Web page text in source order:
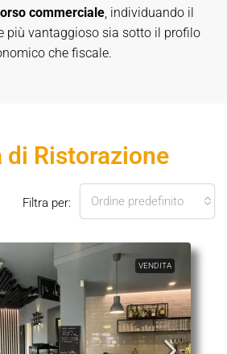
commerciale , individuando il
più vantaggioso sia sotto il profilo
che fiscale.
Ristorazione
Filtra per: Ordine predefinito
VENDITA